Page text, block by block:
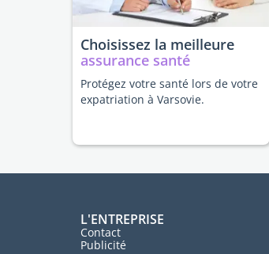
Choisissez la meilleure
assurance santé
Protégez votre santé lors de votre
expatriation à Varsovie.
L'ENTREPRISE
Contact
Publicité